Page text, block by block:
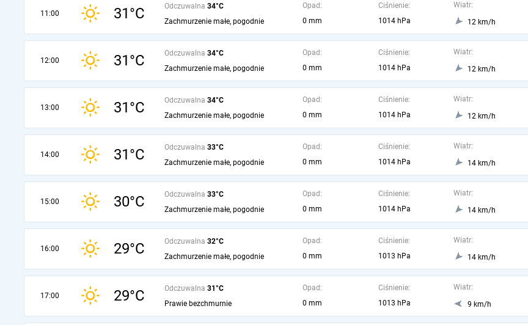
11:00 31°C Odczuwalna 34°C
Zachmurzenie małe, pogodnie
Opad:
0 mm
Ciśnienie:
1014 hPa
Wiatr:
12 km/h
12:00 31°C Odczuwalna 34°C
Zachmurzenie małe, pogodnie
Opad:
0 mm
Ciśnienie:
1014 hPa
Wiatr:
12 km/h
13:00 31°C Odczuwalna 34°C
Zachmurzenie małe, pogodnie
Opad:
0 mm
Ciśnienie:
1014 hPa
Wiatr:
12 km/h
14:00 31°C Odczuwalna 33°C
Zachmurzenie małe, pogodnie
Opad:
0 mm
Ciśnienie:
1014 hPa
Wiatr:
14 km/h
15:00 30°C Odczuwalna 33°C
Zachmurzenie małe, pogodnie
Opad:
0 mm
Ciśnienie:
1014 hPa
Wiatr:
14 km/h
16:00 29°C Odczuwalna 32°C
Zachmurzenie małe, pogodnie
Opad:
0 mm
Ciśnienie:
1013 hPa
Wiatr:
14 km/h
17:00 29°C Odczuwalna 31°C
Prawie bezchmurnie
Opad:
0 mm
Ciśnienie:
1013 hPa
Wiatr:
9 km/h